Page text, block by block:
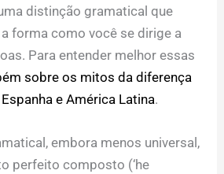
distinção gramatical que
forma como você se dirige a
Para entender melhor essas
sobre os mitos da diferença
e América Latina.
embora menos universal,
perfeito composto (‘he